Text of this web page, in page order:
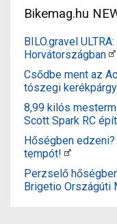
Bikemag.hu
BILO.gravel
Horvátországban
Csődbe ment az
tószegi
8,99 kilós
Scott Spark RC
Hőségben
tempót!
Perzselő
Brigetio Országúti